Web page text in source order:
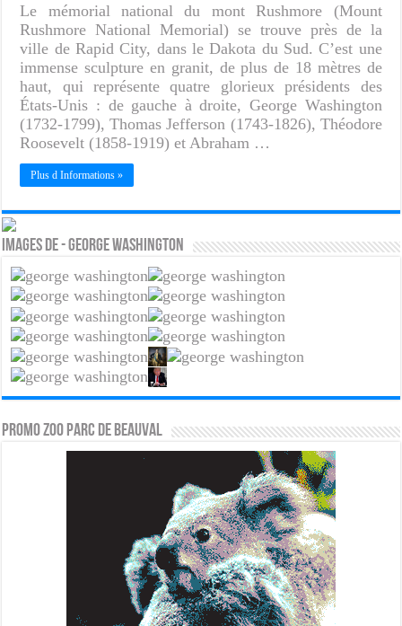
Le mémorial national du mont Rushmore (Mount
Rushmore National Memorial) se trouve près de la
ville de Rapid City, dans le Dakota du Sud. C’est une
immense sculpture en granit, de plus de 18 mètres de
haut, qui représente quatre glorieux présidents des
États-Unis : de gauche à droite, George Washington
(1732-1799), Thomas Jefferson (1743-1826), Théodore
Roosevelt (1858-1919) et Abraham …
Plus d Informations »
Images de - George Washington
PROMO ZOO PARC DE BEAUVAL